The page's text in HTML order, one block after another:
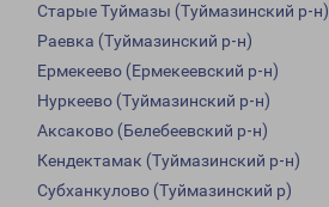
Старые Туймазы (Туймазинский р-н)
Раевка (Туймазинский р-н)
Ермекеево (Ермекеевский р-н)
Нуркеево (Туймазинский р-н)
Аксаково (Белебеевский р-н)
Кендектамак (Туймазинский р-н)
Субханкулово (Туймазинский р)